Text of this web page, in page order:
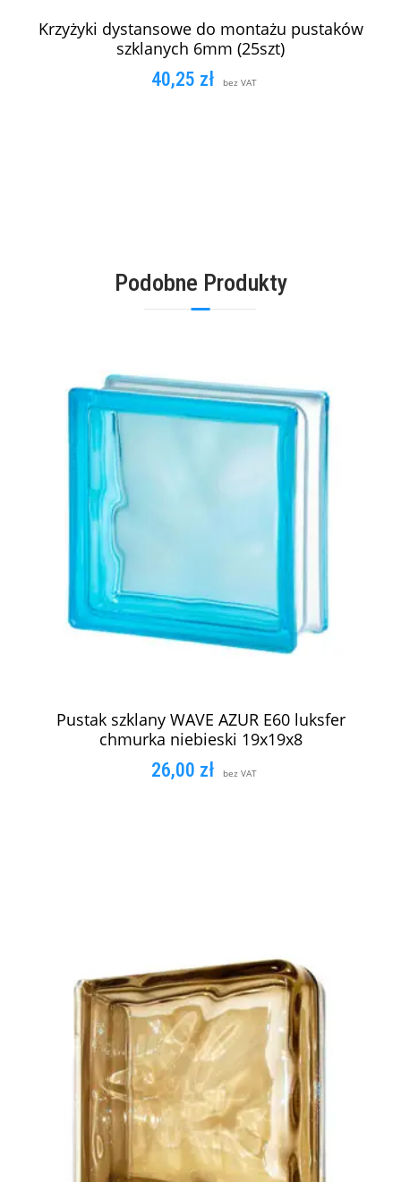
Krzyżyki dystansowe do montażu pustaków
szklanych 6mm (25szt)
40,25 zł bez VAT
Podobne Produkty
Pustak szklany WAVE AZUR E60 luksfer
chmurka niebieski 19x19x8
26,00 zł bez VAT